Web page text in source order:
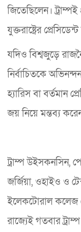
জিতেছিলেন। ট্রাম্পই
যুক্তরাষ্ট্রের
যদিও বিশ্বজুড়ে
নির্বাচিতকে অভিনন্দন
হ্যারিস বা বর্তমান
জয় নিয়ে মন্তব্য
ট্রাম্প উইসকনসিন,
জর্জিয়া, ওহাইও ও
ইলেকটোরাল কলেজ
রাজ্যেই গতবার